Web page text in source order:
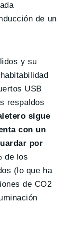
de un
y su
USB
respaldos
sigue
con un
por
de los
(lo que ha
de CO2